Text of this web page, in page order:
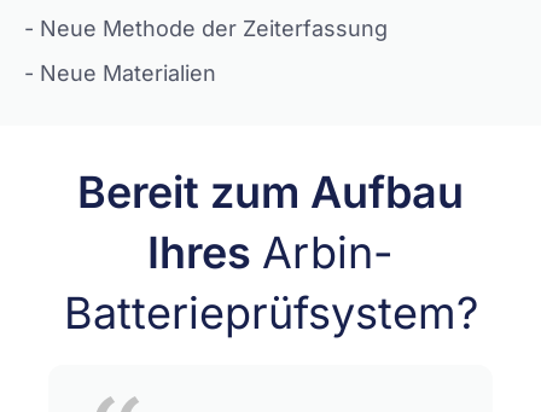
- Neue Methode der Zeiterfassung
- Neue Materialien
Bereit zum Aufbau
Ihres Arbin-
Batterieprüfsystem?